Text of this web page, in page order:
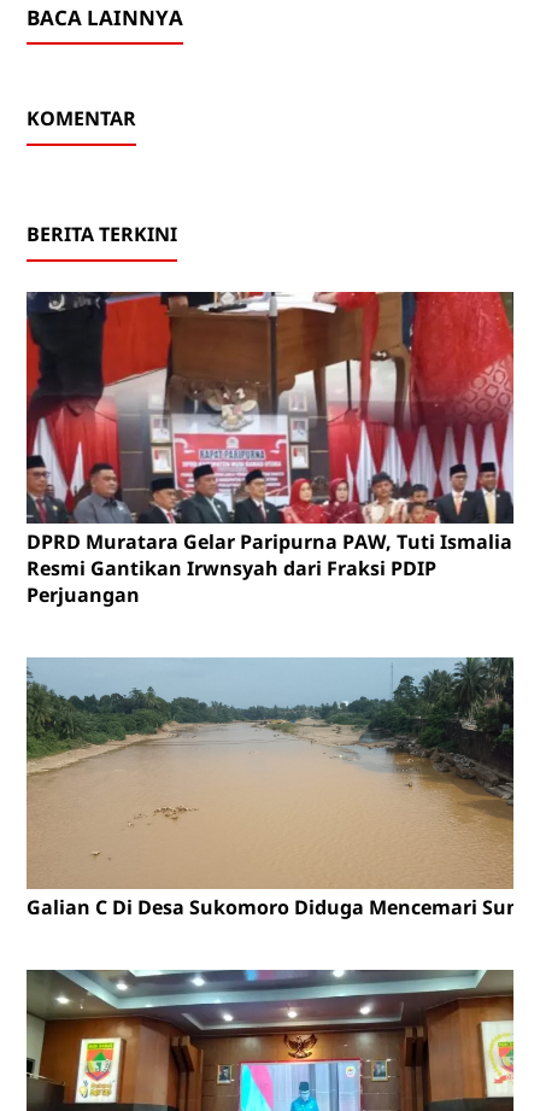
BACA LAINNYA
KOMENTAR
BERITA TERKINI
DPRD Muratara Gelar Paripurna PAW, Tuti Ismalia
Resmi Gantikan Irwnsyah dari Fraksi PDIP
Perjuangan
Galian C Di Desa Sukomoro Diduga Mencemari